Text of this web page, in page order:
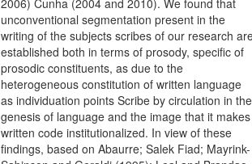
unconventional segmentation present in the
writing of the subjects scribes of our research
established both in terms of prosody, specific of
prosodic constituents, as due to the
heterogeneous constitution of written language
as individuation points Scribe by circulation in the
genesis of language and the image that it makes
written code institutionalized. In view of these
findings, based on Abaurre; Salek Fiad; Mayrink-